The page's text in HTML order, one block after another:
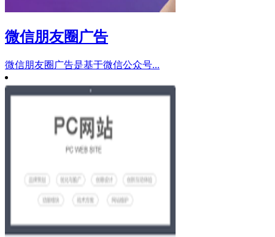
微信朋友圈广告
微信朋友圈广告是基于微信公众号...